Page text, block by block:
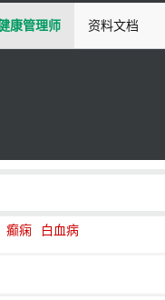
康管理师 资料文档
癫痫 白血病